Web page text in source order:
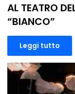
AL TEATRO
“BIANCO”
Leggi tutto